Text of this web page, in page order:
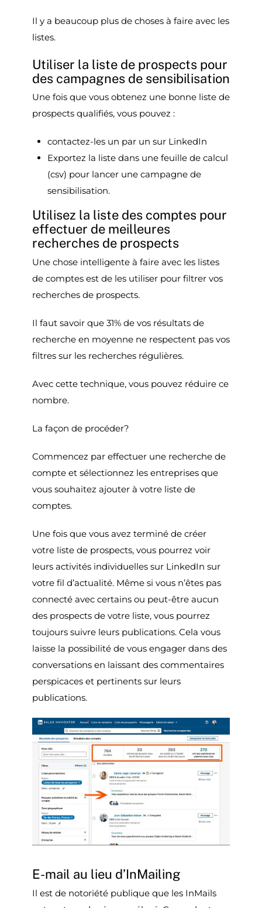
Il y a beaucoup plus de choses à faire avec les
listes.
Utiliser la liste de prospects pour
des campagnes de sensibilisation
Une fois que vous obtenez une bonne liste de
prospects qualifiés, vous pouvez :
contactez-les un par un sur LinkedIn
Exportez la liste dans une feuille de calcul
(csv) pour lancer une campagne de
sensibilisation.
Utilisez la liste des comptes pour
effectuer de meilleures
recherches de prospects
Une chose intelligente à faire avec les listes
de comptes est de les utiliser pour filtrer vos
recherches de prospects.
Il faut savoir que 31% de vos résultats de
recherche en moyenne ne respectent pas vos
filtres sur les recherches régulières.
Avec cette technique, vous pouvez réduire ce
nombre.
La façon de procéder?
Commencez par effectuer une recherche de
compte et sélectionnez les entreprises que
vous souhaitez ajouter à votre liste de
comptes.
Une fois que vous avez terminé de créer
votre liste de prospects, vous pourrez voir
leurs activités individuelles sur LinkedIn sur
votre fil d’actualité. Même si vous n’êtes pas
connecté avec certains ou peut-être aucun
des prospects de votre liste, vous pourrez
toujours suivre leurs publications. Cela vous
laisse la possibilité de vous engager dans des
conversations en laissant des commentaires
perspicaces et pertinents sur leurs
publications.
E-mail au lieu d’InMailing
Il est de notoriété publique que les InMails